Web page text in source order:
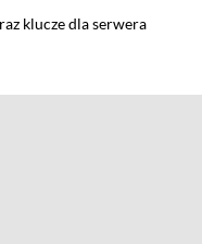
klucze dla serwera